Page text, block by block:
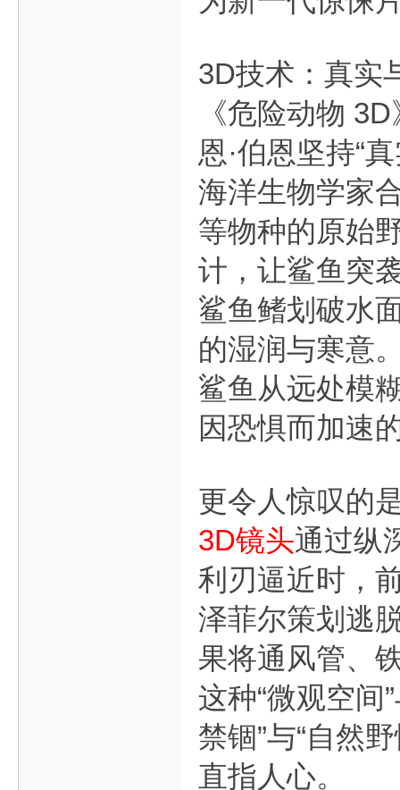
3D技术：真实
《危险动物
恩·伯恩坚持“
海洋生物学家
等物种的原始
计，让鲨鱼突
鲨鱼鳍划破水
的湿润与寒意
鲨鱼从远处模
因恐惧而加速
更令人惊叹的
3D镜头通过纵
利刃逼近时，
泽菲尔策划逃
果将通风管、
这种“微观空间
禁锢”与“自然
直指人心。